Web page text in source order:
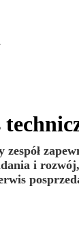
zespół
i